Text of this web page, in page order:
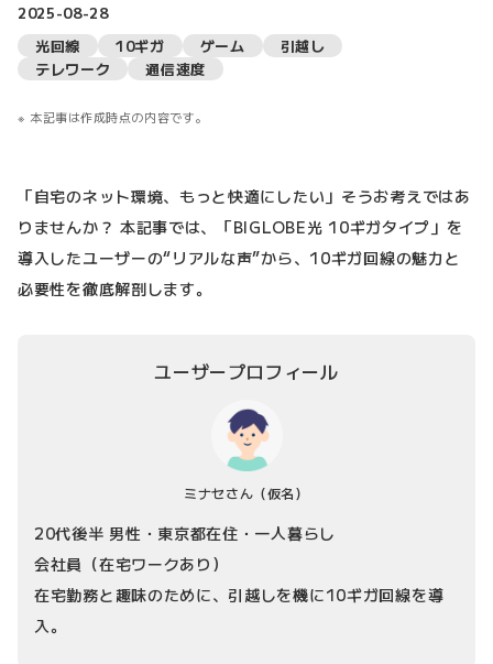
2025-08-28
光回線
10ギガ ゲーム
引越し
テレワーク
通信速度
本記事は作成時点の内容です。
「自宅のネット環境、もっと快適にしたい」そうお考えではあ
りませんか？ 本記事では、「BIGLOBE光 10ギガタイプ」を
導入したユーザーの“リアルな声”から、10ギガ回線の魅力と
必要性を徹底解剖します。
ユーザープロフィール
ミナセさん （仮名）
20代後半 男性・東京都在住・一人暮らし
会社員（在宅ワークあり）
在宅勤務と趣味のために、引越しを機に10ギガ回線を導
入。